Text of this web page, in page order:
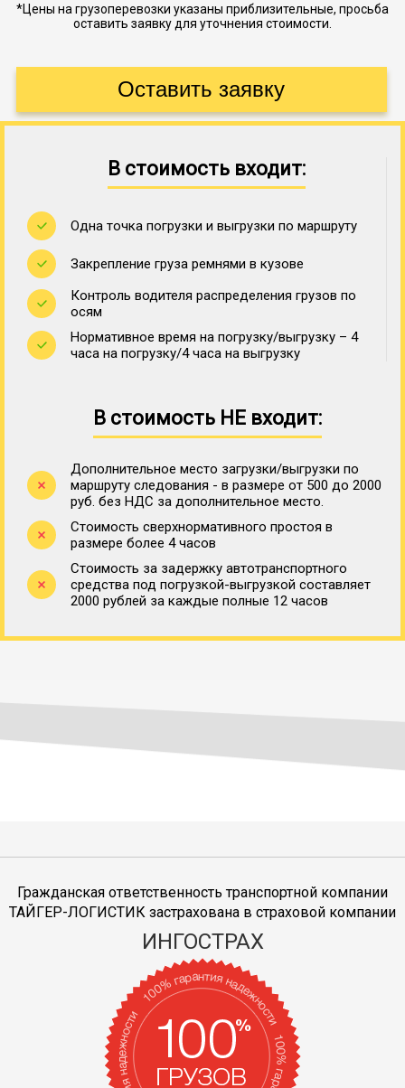
*Цены на грузоперевозки указаны приблизительные, просьба
оставить заявку для уточнения стоимости.
В стоимость входит:
Одна точка погрузки и выгрузки по маршруту
Закрепление груза ремнями в кузове
Контроль водителя распределения грузов по
осям
Нормативное время на погрузку/выгрузку – 4
часа на погрузку/4 часа на выгрузку
В стоимость НЕ входит:
Дополнительное место загрузки/выгрузки по
маршруту следования - в размере от 500 до 2000
руб. без НДС за дополнительное место.
Стоимость сверхнормативного простоя в
размере более 4 часов
Стоимость за задержку автотранспортного
средства под погрузкой-выгрузкой составляет
2000 рублей за каждые полные 12 часов
Гражданская ответственность транспортной компании
ТАЙГЕР-ЛОГИСТИК застрахована в страховой компании
ИНГОСТРАХ